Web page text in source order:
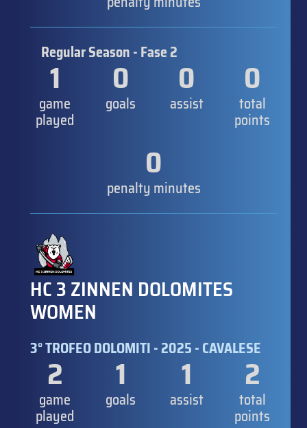
Regular Season - Fase 2
1
game
played
0
goals
0
assist
0
total
points
0
penalty minutes
HC 3 ZINNEN DOLOMITES
WOMEN
3° TROFEO DOLOMITI - 2025 - CAVALESE
2
game
played
1
goals
1
assist
2
total
points